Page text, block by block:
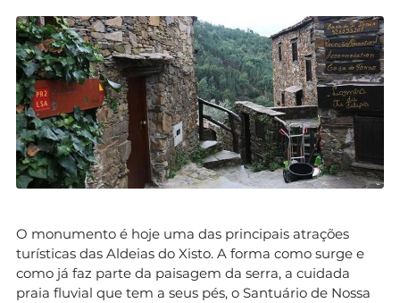
O monumento é hoje uma das principais atrações
turísticas das Aldeias do Xisto. A forma como surge e
como já faz parte da paisagem da serra, a cuidada
praia fluvial que tem a seus pés, o Santuário de Nossa